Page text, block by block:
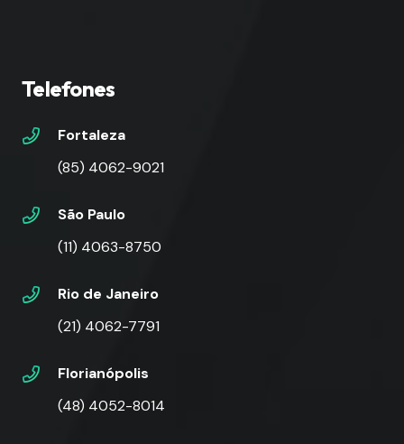
Telefones
Fortaleza
(85) 4062-9021
São Paulo
(11) 4063-8750
Rio de Janeiro
(21) 4062-7791
Florianópolis
(48) 4052-8014